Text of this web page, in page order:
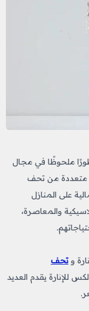
تطورًا ملحوظًا في مجال
متعددة من تحف
على المنازل
والمعاصرة،
و تحف
للإنارة يقدم العديد